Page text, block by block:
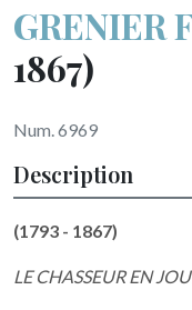
GRENIER
1867)
Num. 6969
Description
(1793 - 1867)
LE CHASSEUR EN